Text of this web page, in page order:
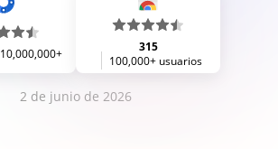
10,000,000+
315
100,000+ usuarios
2 de junio de 2026